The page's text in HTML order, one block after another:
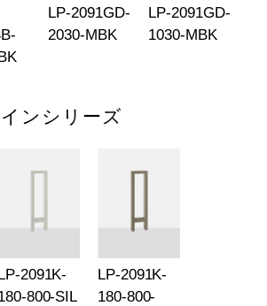
LP-2091GD-
2030-MBK
LP-2091GD-
1030-MBK
ンシリーズ
2091K-
800-SIL
LP-2091K-
180-800-